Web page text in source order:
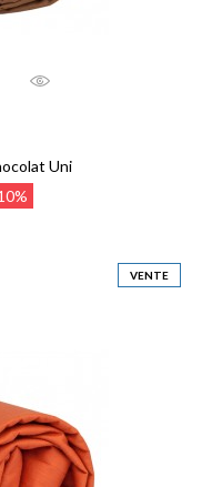
Uni
VENTE